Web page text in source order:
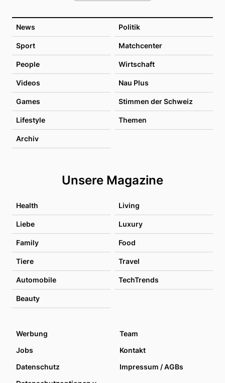
News Politik
Sport Matchcenter
People Wirtschaft
Videos Nau Plus
Games Stimmen der Schweiz
Lifestyle Themen
Archiv
Unsere Magazine
Health Living
Liebe Luxury
Family Food
Tiere Travel
Automobile TechTrends
Beauty
Werbung
Team
Jobs
Kontakt
Datenschutz
Impressum / AGBs